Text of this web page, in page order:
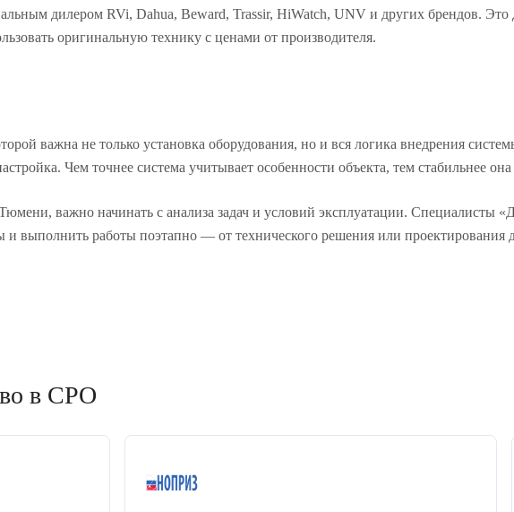
дилером RVi, Dahua, Beward, Trassir, HiWatch, UNV и других брендов. Это
оригинальную технику с ценами от производителя.
важна не только установка оборудования, но и вся логика внедрения
Чем точнее система учитывает особенности объекта, тем стабильнее
важно начинать с анализа задач и условий эксплуатации. Специалисты
и выполнить работы поэтапно — от технического решения или проектирования
в СРО